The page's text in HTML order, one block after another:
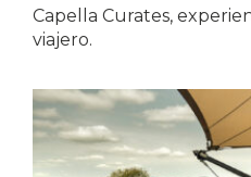
Capella Curates,
viajero.